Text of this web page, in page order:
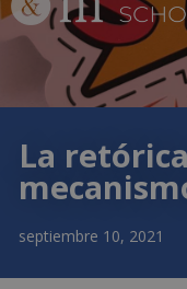
La
septiembre 10, 2021